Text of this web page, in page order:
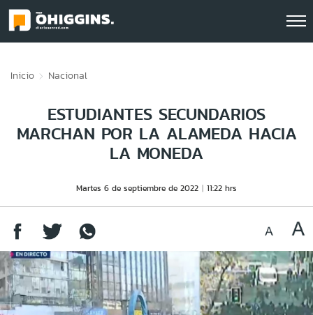
Inicio Nacional
ESTUDIANTES SECUNDARIOS
MARCHAN POR LA ALAMEDA HACIA
LA MONEDA
Martes 6 de septiembre de 2022 11:22 hrs